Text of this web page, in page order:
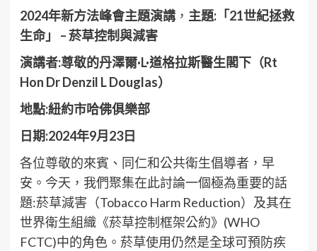
2024年新方法峰會主題演講， 主題:「21世紀拯救
生命」 – 菸草控制與減害
演講者:尊敬的丹澤爾·L·道格拉斯醫生閣下（Rt
Hon Dr Denzil L Douglas）
地點:紐約市哈佛俱樂部
日期:2024年9月23日
各位尊敬的來賓、同仁和公共衛生倡導者，早
安。今天，我們聚集在此討論一個極為重要的話
題:菸草減害（Tobacco Harm Reduction）及其在
世界衛生組織《菸草控制框架公約》(WHO
FCTC)中的角色。菸草使用仍然是全球可預防疾